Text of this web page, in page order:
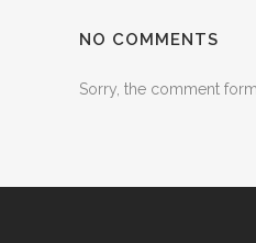
NO COMMENTS
Sorry, the comment